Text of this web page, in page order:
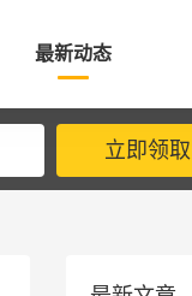
最新动态
立即领取